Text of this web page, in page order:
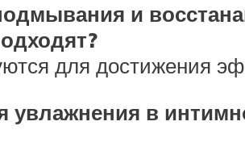
и
для достижения
в